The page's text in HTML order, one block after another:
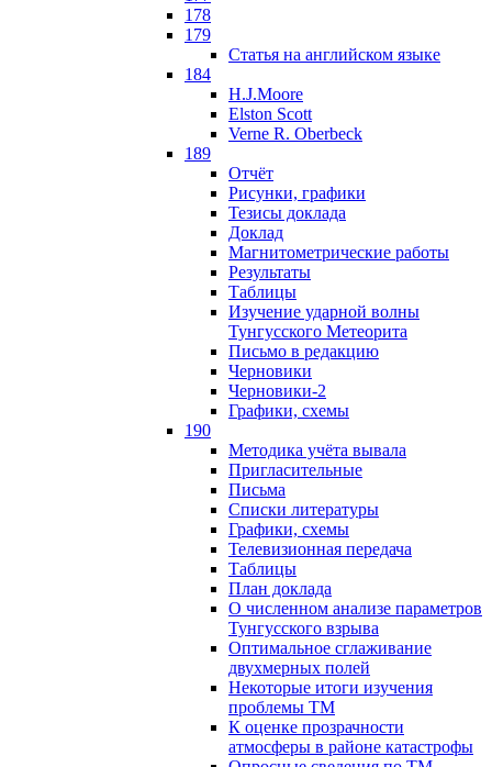
178
179
Статья на английском языке
184
H.J.Moore
Elston Scott
Verne R. Oberbeck
189
Отчёт
Рисунки, графики
Тезисы доклада
Доклад
Магнитометрические работы
Результаты
Таблицы
Изучение ударной волны
Тунгусского Метеорита
Письмо в редакцию
Черновики
Черновики-2
Графики, схемы
190
Методика учёта вывала
Пригласительные
Письма
Списки литературы
Графики, схемы
Телевизионная передача
Таблицы
План доклада
О численном анализе параметров
Тунгусского взрыва
Оптимальное сглаживание
двухмерных полей
Некоторые итоги изучения
проблемы ТМ
К оценке прозрачности
атмосферы в районе катастрофы